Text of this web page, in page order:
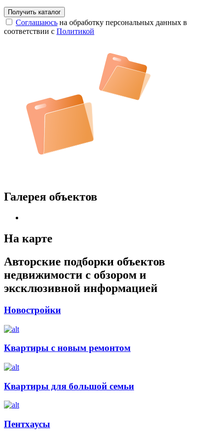
Соглашаюсь на обработку персональных данных в
соответствии с Политикой
Галерея объектов
На карте
Авторские подборки объектов
недвижимости с обзором и
эксклюзивной информацией
Новостройки
Квартиры с новым ремонтом
Квартиры для большой семьи
Пентхаусы